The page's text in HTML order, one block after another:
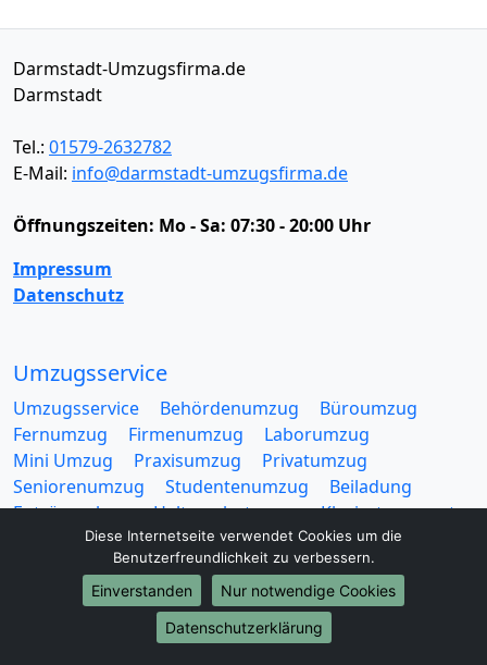
Darmstadt-Umzugsfirma.de
Darmstadt
Tel.: 01579-2632782
E-Mail: info@darmstadt-umzugsfirma.de
Öffnungszeiten: Mo - Sa: 07:30 - 20:00 Uhr
Impressum
Datenschutz
Umzugsservice
Umzugsservice Behördenumzug
Büroumzug
Fernumzug
Firmenumzug
Laborumzug
Mini Umzug
Praxisumzug
Privatumzug
Seniorenumzug
Studentenumzug
Beiladung
Entrümpelung
Halteverbotszone
Klaviertransport
Möbellift
Haushaltsauflösung
Möbeltaxi
Möbelmitfahrzentrale
Umzugskartons
Diese Internetseite verwendet Cookies um die
Benutzerfreundlichkeit zu verbessern.
Einverstanden
Nur notwendige Cookies
Datenschutzerklärung